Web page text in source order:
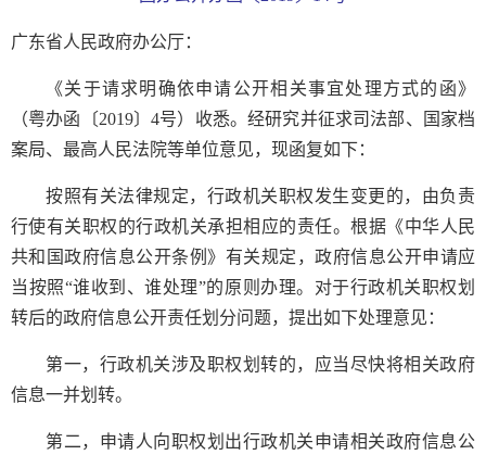
广东省人民政府办公厅：
《关于请求明确依申请公开相关事宜处理方式的函》
（粤办函〔2019〕4号）收悉。经研究并征求司法部、国家档
案局、最高人民法院等单位意见，现函复如下：
按照有关法律规定，行政机关职权发生变更的，由负责
行使有关职权的行政机关承担相应的责任。根据《中华人民
共和国政府信息公开条例》有关规定，政府信息公开申请应
当按照“谁收到、谁处理”的原则办理。对于行政机关职权划
转后的政府信息公开责任划分问题，提出如下处理意见：
第一，行政机关涉及职权划转的，应当尽快将相关政府
信息一并划转。
第二，申请人向职权划出行政机关申请相关政府信息公